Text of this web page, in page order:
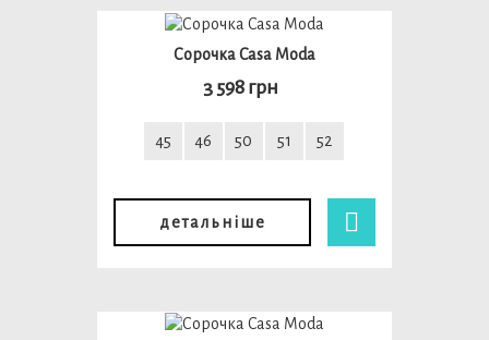
Сорочка Casa Moda
3 598 грн
45 46 50 51 52
детальніше